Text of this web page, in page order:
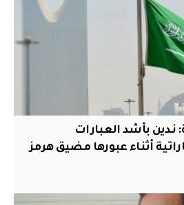
ندين بأشد العبارات
أثناء عبورها مضيق هرمز